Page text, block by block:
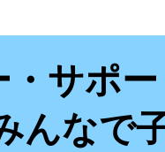
・サポ
んなで